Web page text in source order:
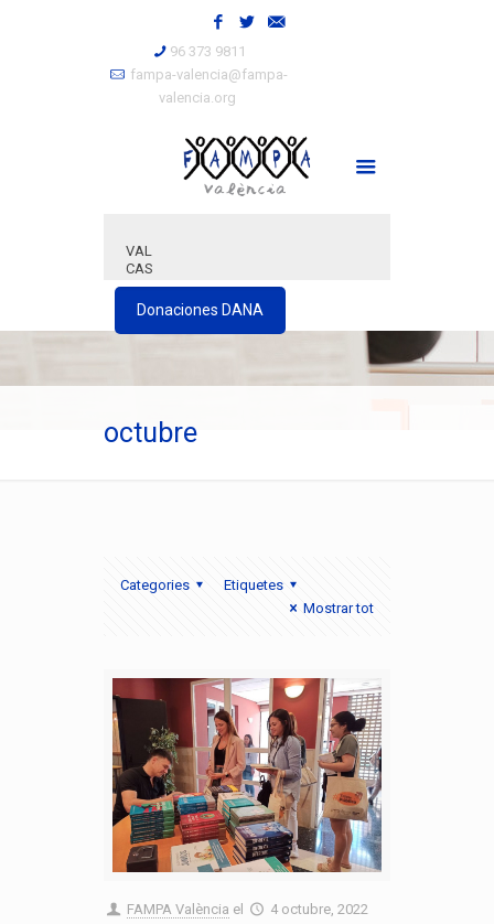
96 373 9811
fampa-valencia@fampa-
valencia.org
VAL
CAS
Donaciones DANA
octubre
Categories
Etiquetes
Mostrar tot
FAMPA València el 4 octubre, 2022